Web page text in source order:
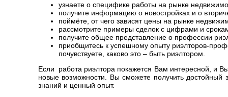
узнаете о специфике работы на рынке
получите информацию о новостройках и о
поймёте, от чего зависят цены на рынке
рассмотрите примеры сделок с цифрами и
получите общее представление о профессии
приобщитесь к успешному опыту риэлторов-
почувствуете, каково это – быть риэлтором.
Если работа риэлтора покажется Вам интересной, и
новые возможности. Вы сможете получить достойный
знаний и ценный опыт.